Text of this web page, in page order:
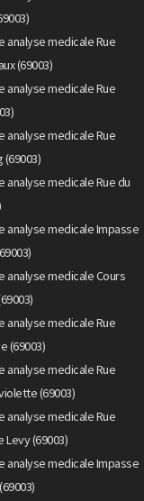
analyse medicale Rue
(69003)
analyse medicale Rue
analyse medicale Rue
(69003)
analyse medicale Rue du
analyse medicale Impasse
analyse medicale Cours
analyse medicale Rue
(69003)
analyse medicale Rue
(69003)
analyse medicale Rue
Levy (69003)
analyse medicale Impasse